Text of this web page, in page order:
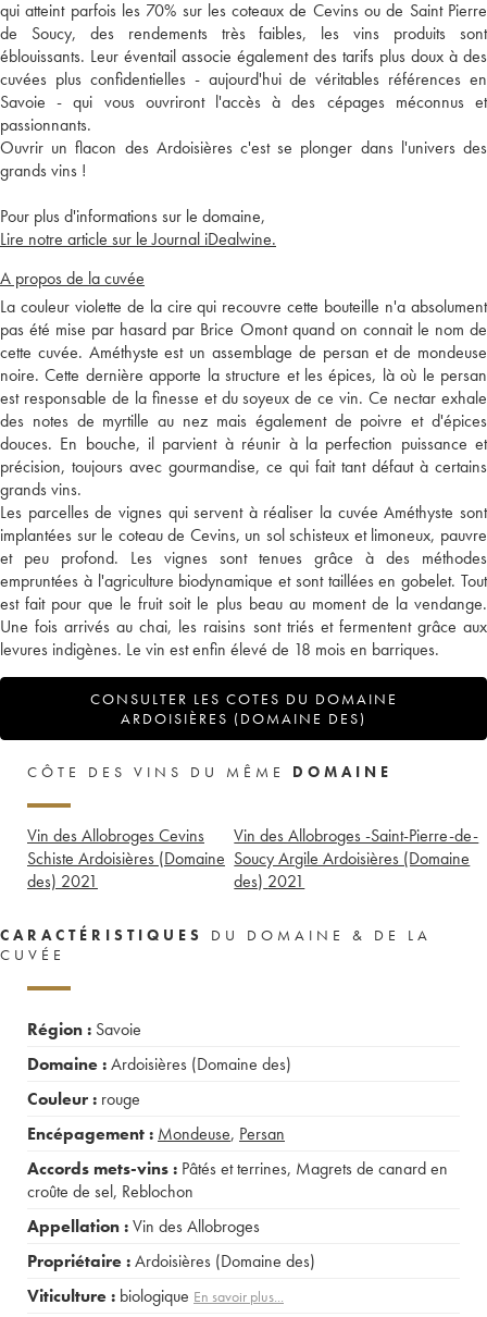
qui atteint parfois les 70% sur les coteaux de Cevins ou de Saint Pierre
de Soucy, des rendements très faibles, les vins produits sont
éblouissants. Leur éventail associe également des tarifs plus doux à des
cuvées plus confidentielles - aujourd'hui de véritables références en
Savoie - qui vous ouvriront l'accès à des cépages méconnus et
passionnants.
Ouvrir un flacon des Ardoisières c'est se plonger dans l'univers des
grands vins !
Pour plus d'informations sur le domaine,
Lire notre article sur le Journal iDealwine.
A propos de la cuvée
La couleur violette de la cire qui recouvre cette bouteille n'a absolument
pas été mise par hasard par Brice Omont quand on connait le nom de
cette cuvée. Améthyste est un assemblage de persan et de mondeuse
noire. Cette dernière apporte la structure et les épices, là où le persan
est responsable de la finesse et du soyeux de ce vin. Ce nectar exhale
des notes de myrtille au nez mais également de poivre et d'épices
douces. En bouche, il parvient à réunir à la perfection puissance et
précision, toujours avec gourmandise, ce qui fait tant défaut à certains
grands vins.
Les parcelles de vignes qui servent à réaliser la cuvée Améthyste sont
implantées sur le coteau de Cevins, un sol schisteux et limoneux, pauvre
et peu profond. Les vignes sont tenues grâce à des méthodes
empruntées à l'agriculture biodynamique et sont taillées en gobelet. Tout
est fait pour que le fruit soit le plus beau au moment de la vendange.
Une fois arrivés au chai, les raisins sont triés et fermentent grâce aux
levures indigènes. Le vin est enfin élevé de 18 mois en barriques.
CONSULTER LES COTES DU DOMAINE
ARDOISIÈRES (DOMAINE DES)
CÔTE DES VINS DU MÊME DOMAINE
Vin des Allobroges Cevins
Schiste Ardoisières (Domaine
des) 2021
Vin des Allobroges -Saint-Pierre-de-
Soucy Argile Ardoisières (Domaine
des) 2021
CARACTÉRISTIQUES
DU DOMAINE & DE LA
CUVÉE
Région : Savoie
Domaine :Ardoisières (Domaine des)
Couleur : rouge
Encépagement : Mondeuse, Persan
Accords mets-vins : Pâtés et terrines, Magrets de canard en
croûte de sel, Reblochon
Appellation :Vin des Allobroges
Propriétaire :Ardoisières (Domaine des)
Viticulture : biologique En savoir plus...